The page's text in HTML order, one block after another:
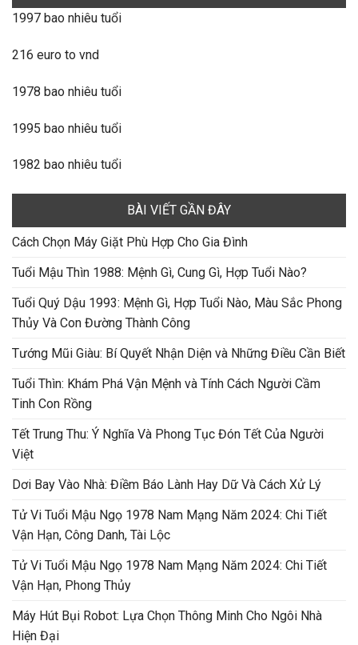
1997 bao nhiêu tuổi
216 euro to vnd
1978 bao nhiêu tuổi
1995 bao nhiêu tuổi
1982 bao nhiêu tuổi
BÀI VIẾT GẦN ĐÂY
Cách Chọn Máy Giặt Phù Hợp Cho Gia Đình
Tuổi Mậu Thìn 1988: Mệnh Gì, Cung Gì, Hợp Tuổi Nào?
Tuổi Quý Dậu 1993: Mệnh Gì, Hợp Tuổi Nào, Màu Sắc Phong
Thủy Và Con Đường Thành Công
Tướng Mũi Giàu: Bí Quyết Nhận Diện và Những Điều Cần Biết
Tuổi Thìn: Khám Phá Vận Mệnh và Tính Cách Người Cầm
Tinh Con Rồng
Tết Trung Thu: Ý Nghĩa Và Phong Tục Đón Tết Của Người
Việt
Dơi Bay Vào Nhà: Điềm Báo Lành Hay Dữ Và Cách Xử Lý
Tử Vi Tuổi Mậu Ngọ 1978 Nam Mạng Năm 2024: Chi Tiết
Vận Hạn, Công Danh, Tài Lộc
Tử Vi Tuổi Mậu Ngọ 1978 Nam Mạng Năm 2024: Chi Tiết
Vận Hạn, Phong Thủy
Máy Hút Bụi Robot: Lựa Chọn Thông Minh Cho Ngôi Nhà
Hiện Đại